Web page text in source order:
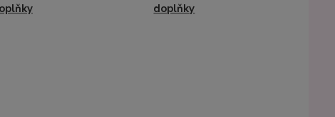
doplňky